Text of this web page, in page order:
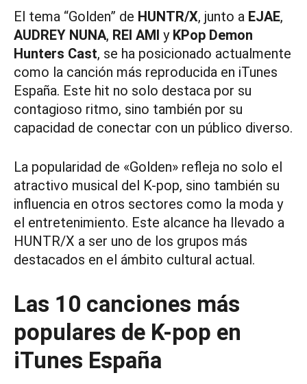
El tema “Golden” de HUNTR/X, junto a EJAE,
AUDREY NUNA, REI AMI y KPop Demon
Hunters Cast, se ha posicionado actualmente
como la canción más reproducida en iTunes
España. Este hit no solo destaca por su
contagioso ritmo, sino también por su
capacidad de conectar con un público diverso.
La popularidad de «Golden» refleja no solo el
atractivo musical del K-pop, sino también su
influencia en otros sectores como la moda y
el entretenimiento. Este alcance ha llevado a
HUNTR/X a ser uno de los grupos más
destacados en el ámbito cultural actual.
Las 10 canciones más
populares de K-pop en
iTunes España